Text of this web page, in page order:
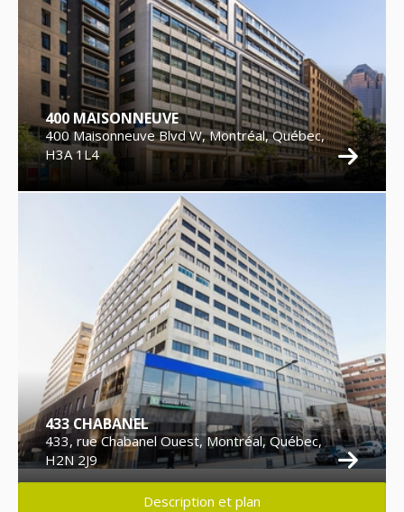
400 MAISONNEUVE
400 Maisonneuve Blvd W, Montréal, Québec,
H3A 1L4
433 CHABANEL
433, rue Chabanel Ouest, Montréal, Québec,
H2N 2J9
Description et plan